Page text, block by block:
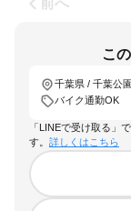
前へ
こ
千葉県 / 千葉公
バイク通勤OK
「LINEで受け取る」
す。 詳しくはこちら